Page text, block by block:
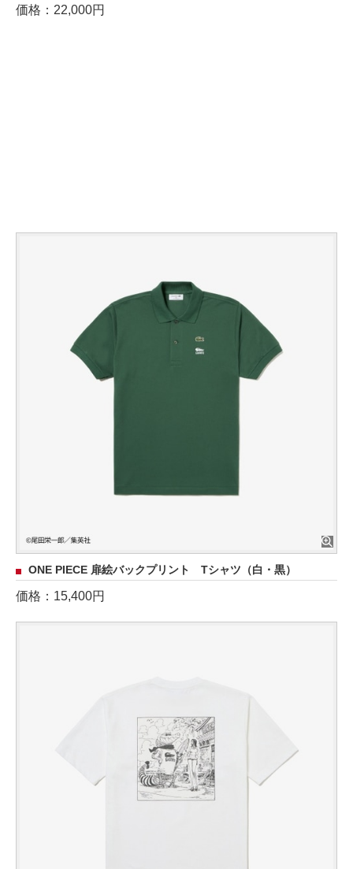
価格：22,000円
ONE PIECE 扉絵バックプリント Tシャツ（白・黒）
価格：15,400円